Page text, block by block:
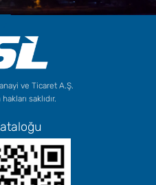
ve Ticaret A.Ş.
saklıdır.